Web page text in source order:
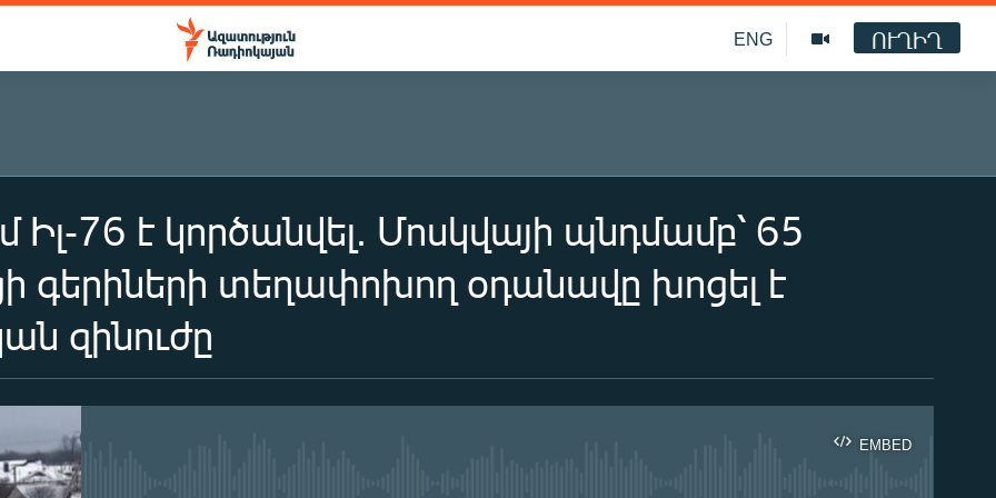
ENG ՈՒՂԻՂ
Իլ-76 է կործանվել. Մոսկվայի պնդմամբ՝ 65
գերիների տեղափոխող օդանավը խոցել է
զինուժը
EMBED